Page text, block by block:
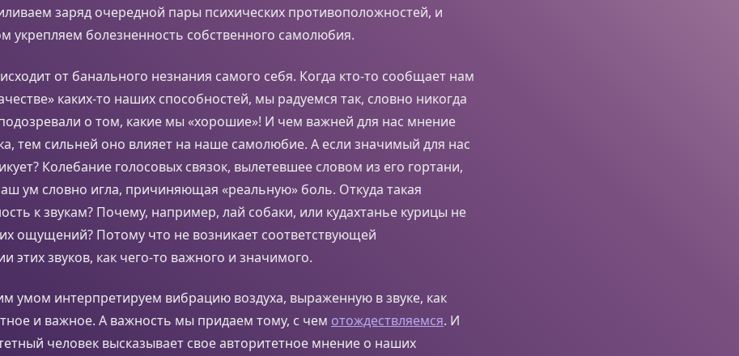
заряд очередной пары психических противоположностей, и
укрепляем болезненность собственного самолюбия.
от банального незнания самого себя. Когда кто-то сообщает нам
каких-то наших способностей, мы радуемся так, словно никогда
о том, какие мы «хорошие»! И чем важней для нас мнение
тем сильней оно влияет на наше самолюбие. А если значимый для нас
Колебание голосовых связок, вылетевшее словом из его гортани,
ум словно игла, причиняющая «реальную» боль. Откуда такая
к звукам? Почему, например, лай собаки, или кудахтанье курицы не
ощущений? Потому что не возникает соответствующей
этих звуков, как чего-то важного и значимого.
умом интерпретируем вибрацию воздуха, выраженную в звуке, как
и важное. А важность мы придаем тому, с чем отождествляемся. И
человек высказывает свое авторитетное мнение о наших